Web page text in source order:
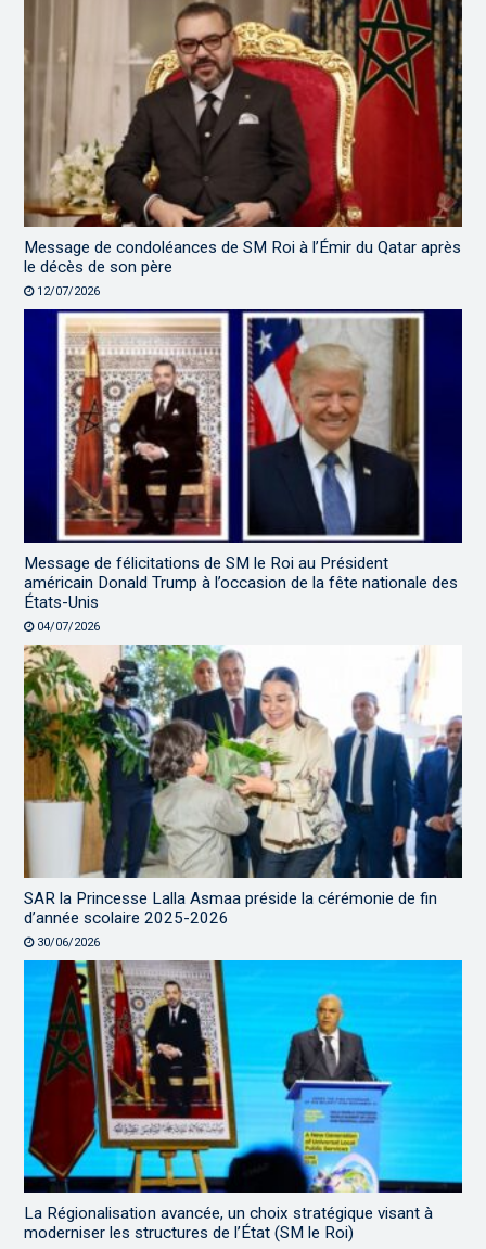
Message de condoléances de SM Roi à l’Émir du Qatar après
le décès de son père
12/07/2026
Message de félicitations de SM le Roi au Président
américain Donald Trump à l’occasion de la fête nationale des
États-Unis
04/07/2026
SAR la Princesse Lalla Asmaa préside la cérémonie de fin
d’année scolaire 2025-2026
30/06/2026
La Régionalisation avancée, un choix stratégique visant à
moderniser les structures de l’État (SM le Roi)